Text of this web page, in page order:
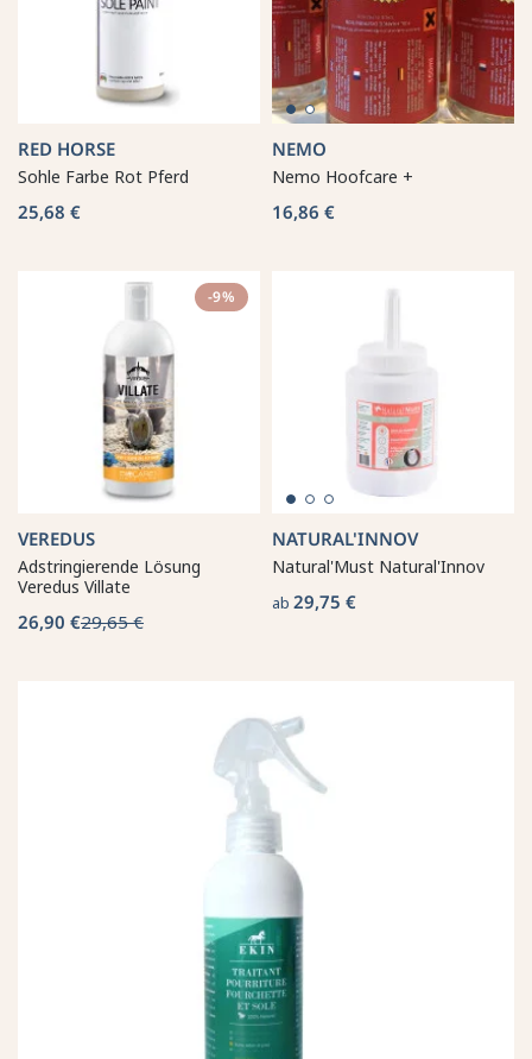
RED HORSE
Sohle Farbe Rot Pferd
25,68 €
NEMO
Nemo Hoofcare +
16,86 €
-9%
VEREDUS
Adstringierende Lösung
Veredus Villate
26,90 €29,65 €
NATURAL'INNOV
Natural'Must Natural'Innov
ab 29,75 €